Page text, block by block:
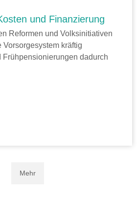
und Finanzierung
Reformen und Volksinitiativen
kräftig
Frühpensionierungen dadurch
Mehr